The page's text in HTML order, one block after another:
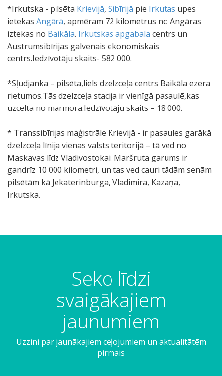
*Irkutska - pilsēta Krievijā, Sibīrijā pie Irkutas upes
ietekas Angārā, apmēram 72 kilometrus no Angāras
iztekas no Baikāla. Irkutskas apgabala centrs un
Austrumsibīrijas galvenais ekonomiskais
centrs.Iedzīvotāju skaits- 582 000.
*Sļudjanka – pilsēta,liels dzelzceļa centrs Baikāla ezera
rietumos.Tās dzelzceļa stacija ir vienīgā pasaulē,kas
uzcelta no marmora.Iedzīvotāju skaits – 18 000.
* Transsibīrijas maģistrāle Krievijā - ir pasaules garākā
dzelzceļa līnija vienas valsts teritorijā – tā ved no
Maskavas līdz Vladivostokai. Maršruta garums ir
gandrīz 10 000 kilometri, un tas ved cauri tādām senām
pilsētām kā Jekaterinburga, Vladimira, Kazaņa,
Irkutska.
Seko līdzi
svaigākajiem
jaunumiem
Uzzini par jaunākajiem ceļojumiem un aktualitātēm
pirmais